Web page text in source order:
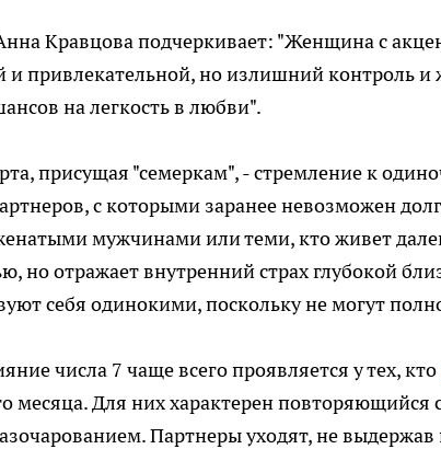
Кравцова подчеркивает: "Женщина с
и привлекательной, но излишний контроль и
на легкость в любви".
присущая "семеркам", - стремление к
с которыми заранее невозможен
мужчинами или теми, кто живет
но отражает внутренний страх глубокой
себя одинокими, поскольку не могут
числа 7 чаще всего проявляется у тех, кто
месяца. Для них характерен
Партнеры уходят, не